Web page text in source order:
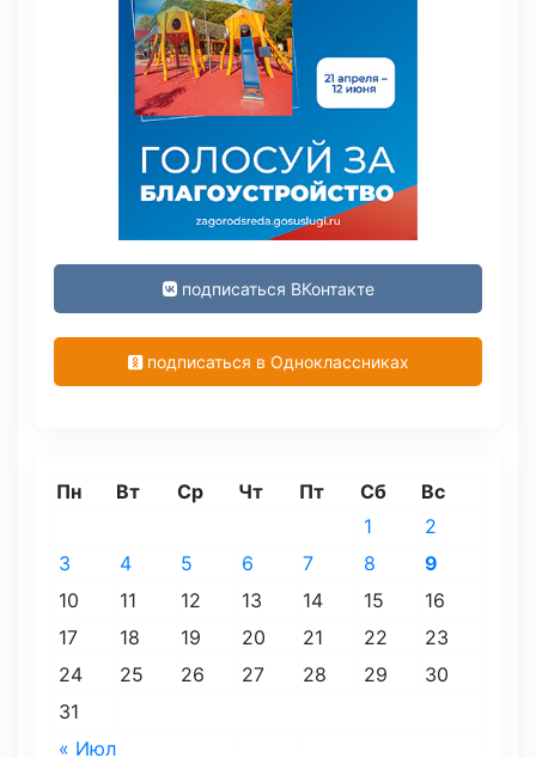
подписаться ВКонтакте
подписаться в Одноклассниках
Пн Вт Ср Чт Пт Сб Вс
« Июл
1
2
3
4 5 6 7 8
9
10
11 12 13 14 15
16
17
18 19 20 21 22
23
24
25 26 27 28 29
30
31